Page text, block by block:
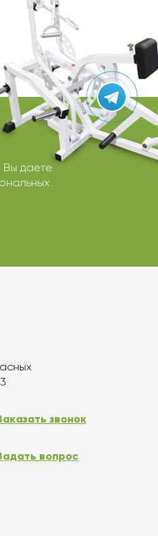
Вы даете
звонок
вопрос